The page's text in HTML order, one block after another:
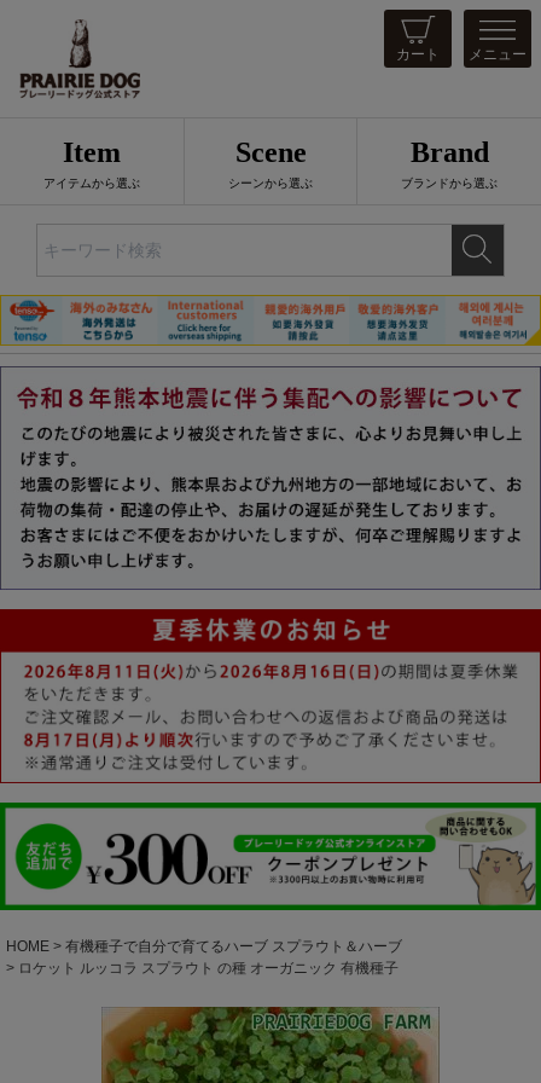
カート メニュー
Item
アイテムから選ぶ
Scene
シーンから選ぶ
Brand
ブランドから選ぶ
HOME
有機種子で自分で育てるハーブ スプラウト＆ハーブ
ロケット ルッコラ スプラウト の種 オーガニック 有機種子